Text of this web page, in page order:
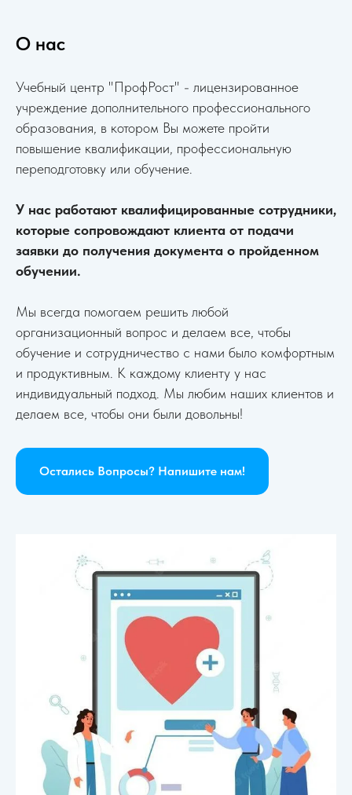
О нас
Учебный центр "ПрофРост" - лицензированное
учреждение дополнительного профессионального
образования, в котором Вы можете пройти
повышение квалификации, профессиональную
переподготовку или обучение.
У нас работают квалифицированные сотрудники,
которые сопровождают клиента от подачи
заявки до получения документа о пройденном
обучении.
Мы всегда помогаем решить любой
организационный вопрос и делаем все, чтобы
обучение и сотрудничество с нами было комфортным
и продуктивным. К каждому клиенту у нас
индивидуальный подход. Мы любим наших клиентов и
делаем все, чтобы они были довольны!
Остались Вопросы? Напишите нам!